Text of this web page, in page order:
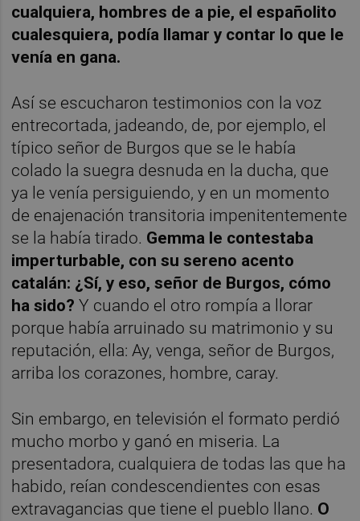
cualquiera, hombres de a pie, el españolito
cualesquiera, podía llamar y contar lo que le
venía en gana.
Así se escucharon testimonios con la voz
entrecortada, jadeando, de, por ejemplo, el
típico señor de Burgos que se le había
colado la suegra desnuda en la ducha, que
ya le venía persiguiendo, y en un momento
de enajenación transitoria impenitentemente
se la había tirado. Gemma le contestaba
imperturbable, con su sereno acento
catalán: ¿Sí, y eso, señor de Burgos, cómo
ha sido?Y cuando el otro rompía a llorar
porque había arruinado su matrimonio y su
reputación, ella: Ay, venga, señor de Burgos,
arriba los corazones, hombre, caray.
Sin embargo, en televisión el formato perdió
mucho morbo y ganó en miseria. La
presentadora, cualquiera de todas las que ha
habido, reían condescendientes con esas
extravagancias que tiene el pueblo llano. O